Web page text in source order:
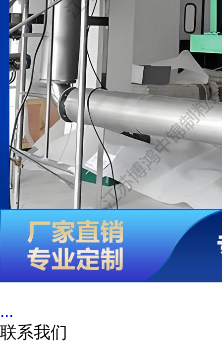
...
联系我们